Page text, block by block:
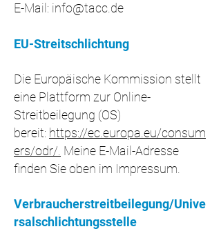
E-Mail: info@tacc.de
EU-Streitschlichtung
Die Europäische Kommission stellt
eine Plattform zur Online-
Streitbeilegung (OS)
bereit: https://ec.europa.eu/consum
ers/odr/. Meine E-Mail-Adresse
finden Sie oben im Impressum.
Verbraucherstreitbeilegung/Unive
rsalschlichtungsstelle